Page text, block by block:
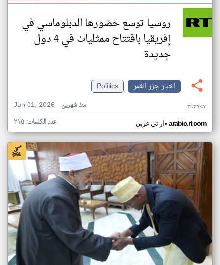
روسيا توسع حضورها الدبلوماسي في
إفريقيا بافتتاح ممثليات في 4 دول
جديدة
اخبار جزر القمر
Politics
Jun 01, 2026
منذ شهرين TN75KY
ار تي عربي• arabic.rt.com عدد الكلمات: ٢١٥